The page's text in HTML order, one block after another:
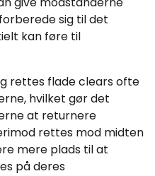
sig til det
kan føre til
rettes flade clears ofte
hvilket gør det
at returnere
rettes mod midten
mere plads til at
på deres